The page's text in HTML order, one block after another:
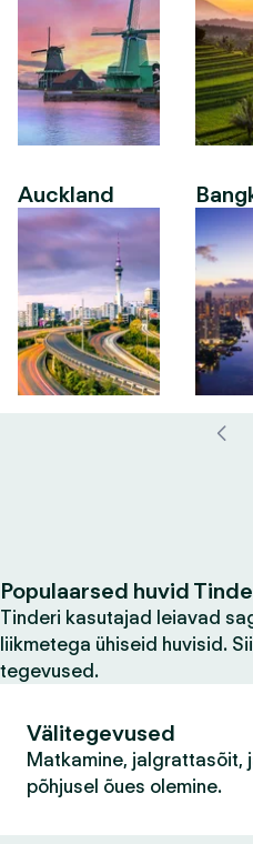
Auckland
Populaarsed huvid
Tinderi kasutajad leiavad
liikmetega ühiseid huvisid.
tegevused.
Välitegevused
Matkamine, jalgrattasõit,
põhjusel õues olemine.